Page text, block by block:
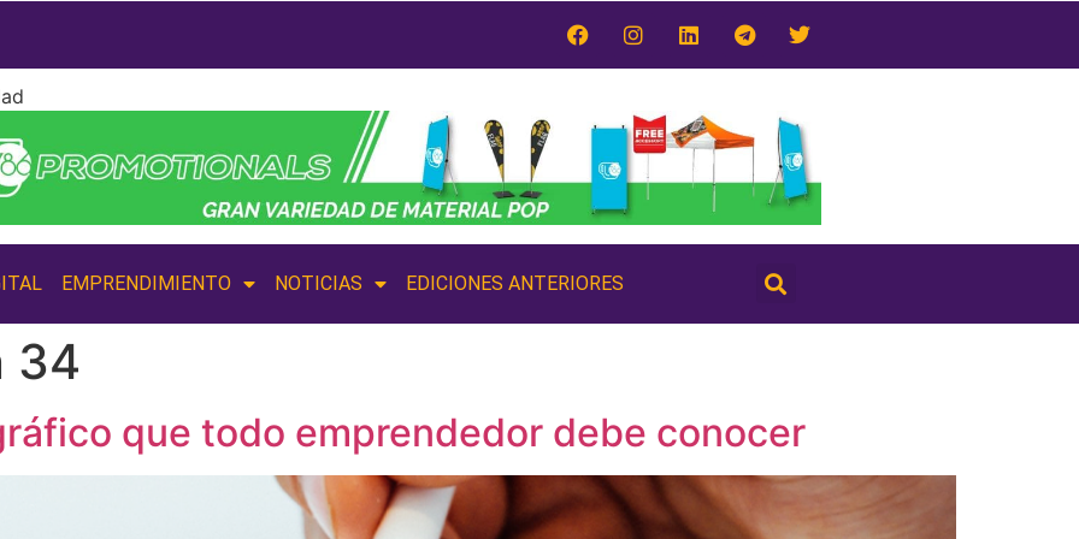
EMPRENDIMIENTO NOTICIAS EDICIONES ANTERIORES
34
que todo emprendedor debe conocer